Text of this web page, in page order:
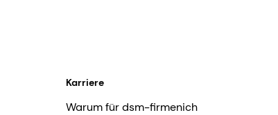
Karriere
Warum für dsm-firmenich